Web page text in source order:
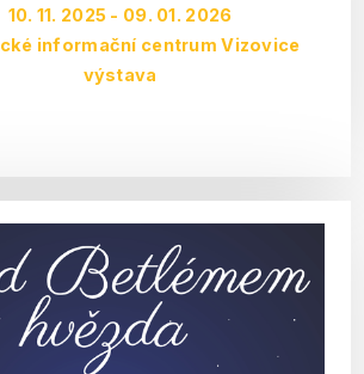
10. 11. 2025 - 09. 01. 2026
informační centrum Vizovice
výstava